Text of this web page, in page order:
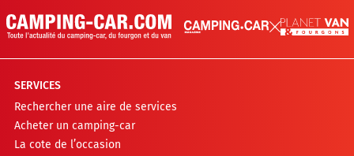
SERVICES
Rechercher une aire de services
Acheter un camping-car
La cote de l’occasion